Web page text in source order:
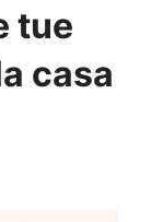
tue
casa